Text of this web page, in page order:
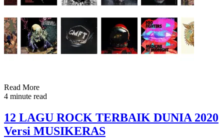
Read More
4 minute read
12 LAGU ROCK TERBAIK DUNIA 2020
Versi MUSIKERAS